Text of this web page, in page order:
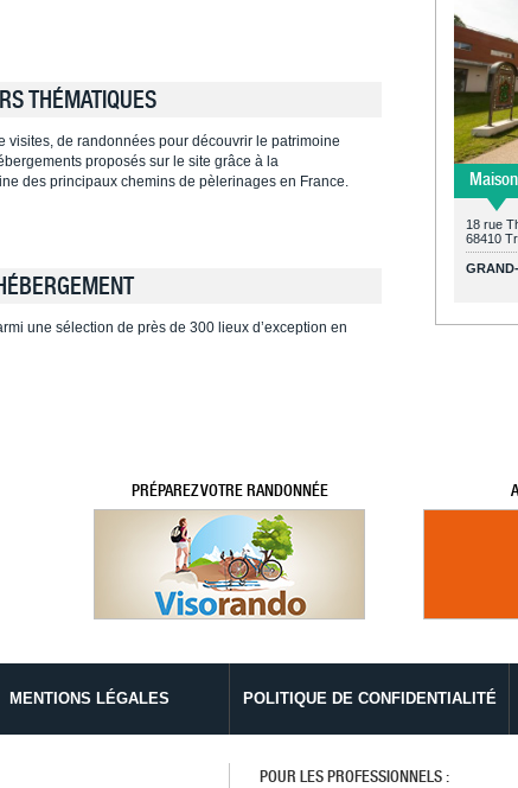
THÉMATIQUES
de randonnées pour découvrir le patrimoine
proposés sur le site grâce à la
des principaux chemins de pèlerinages en France.
une sélection de près de 300 lieux d’exception en
18 rue
68410
PRÉPAREZ VOTRE RANDONNÉE
MENTIONS LÉGALES POLITIQUE DE CONFIDENTIALITÉ
POUR LES PROFESSIONNELS :